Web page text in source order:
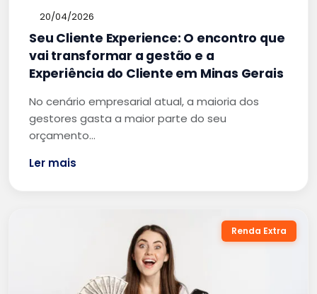
20/04/2026
Seu Cliente Experience: O encontro que
vai transformar a gestão e a
Experiência do Cliente em Minas Gerais
No cenário empresarial atual, a maioria dos
gestores gasta a maior parte do seu
orçamento…
Ler mais
Renda Extra